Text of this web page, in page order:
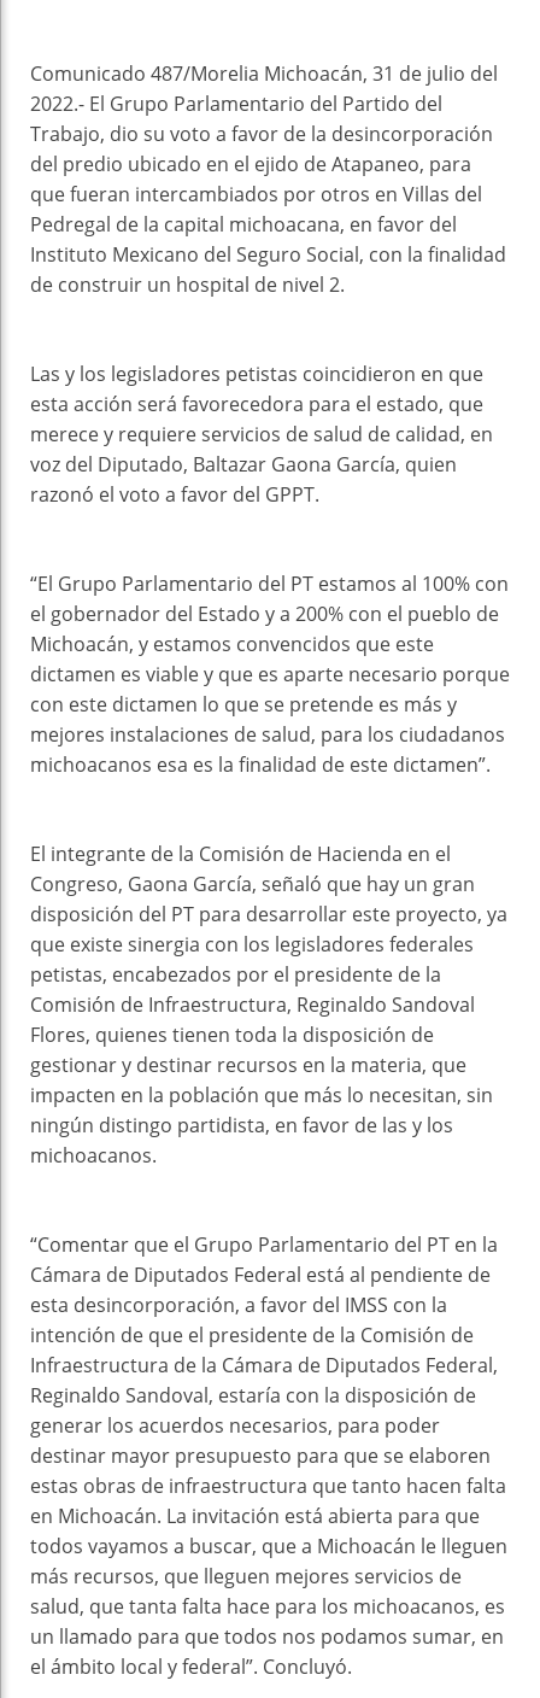
Comunicado 487/Morelia Michoacán, 31 de julio del
2022.- El Grupo Parlamentario del Partido del
Trabajo, dio su voto a favor de la desincorporación
del predio ubicado en el ejido de Atapaneo, para
que fueran intercambiados por otros en Villas del
Pedregal de la capital michoacana, en favor del
Instituto Mexicano del Seguro Social, con la finalidad
de construir un hospital de nivel 2.
Las y los legisladores petistas coincidieron en que
esta acción será favorecedora para el estado, que
merece y requiere servicios de salud de calidad, en
voz del Diputado, Baltazar Gaona García, quien
razonó el voto a favor del GPPT.
“El Grupo Parlamentario del PT estamos al 100% con
el gobernador del Estado y a 200% con el pueblo de
Michoacán, y estamos convencidos que este
dictamen es viable y que es aparte necesario porque
con este dictamen lo que se pretende es más y
mejores instalaciones de salud, para los ciudadanos
michoacanos esa es la finalidad de este dictamen”.
El integrante de la Comisión de Hacienda en el
Congreso, Gaona García, señaló que hay un gran
disposición del PT para desarrollar este proyecto, ya
que existe sinergia con los legisladores federales
petistas, encabezados por el presidente de la
Comisión de Infraestructura, Reginaldo Sandoval
Flores, quienes tienen toda la disposición de
gestionar y destinar recursos en la materia, que
impacten en la población que más lo necesitan, sin
ningún distingo partidista, en favor de las y los
michoacanos.
“Comentar que el Grupo Parlamentario del PT en la
Cámara de Diputados Federal está al pendiente de
esta desincorporación, a favor del IMSS con la
intención de que el presidente de la Comisión de
Infraestructura de la Cámara de Diputados Federal,
Reginaldo Sandoval, estaría con la disposición de
generar los acuerdos necesarios, para poder
destinar mayor presupuesto para que se elaboren
estas obras de infraestructura que tanto hacen falta
en Michoacán. La invitación está abierta para que
todos vayamos a buscar, que a Michoacán le lleguen
más recursos, que lleguen mejores servicios de
salud, que tanta falta hace para los michoacanos, es
un llamado para que todos nos podamos sumar, en
el ámbito local y federal”. Concluyó.